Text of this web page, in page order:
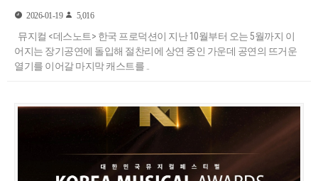
2026-01-19 5,016
어지는 장기공연에 돌입해 절찬리에 상연 중인 가운데 공연의 뜨거운
열기를 이어갈 마지막 캐스트를 ..